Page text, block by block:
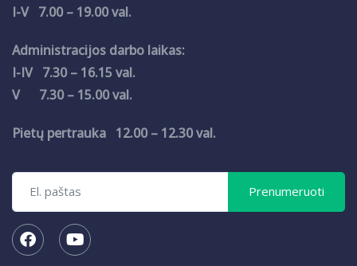
I-V 7.00 – 19.00 val.
Administracijos darbo laikas:
I-IV 7.30 – 16.15 val.
V 7.30 – 15.00 val.
Pietų pertrauka 12.00 – 12.30 val.